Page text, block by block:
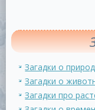
Загадки о
Загадки о
Загадки про